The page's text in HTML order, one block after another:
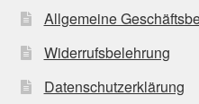
Allgemeine
Widerrufsbelehrung
Datenschutzerklärung